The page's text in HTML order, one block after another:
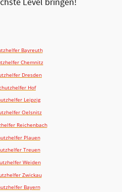
Bayreuth
Chemnitz
Dresden
Hof
Leipzig
Oelsnitz
Reichenbach
Plauen
Treuen
Weiden
Zwickau
Bayern